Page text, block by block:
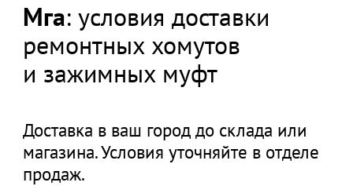
Мга: условия доставки
ремонтных хомутов
и зажимных муфт
Доставка в ваш город до склада или
магазина. Условия уточняйте в отделе
продаж.